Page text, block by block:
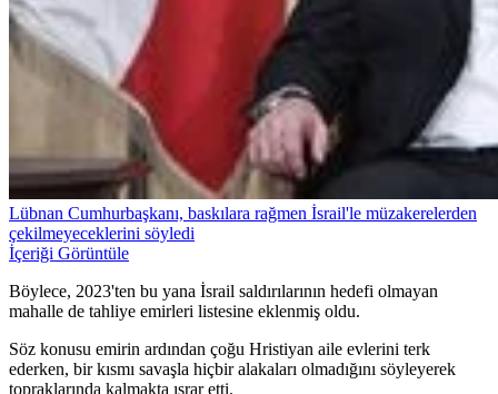
Lübnan Cumhurbaşkanı, baskılara rağmen İsrail'le müzakerelerden
çekilmeyeceklerini söyledi
İçeriği Görüntüle
Böylece, 2023'ten bu yana İsrail saldırılarının hedefi olmayan
mahalle de tahliye emirleri listesine eklenmiş oldu.
Söz konusu emirin ardından çoğu Hristiyan aile evlerini terk
ederken, bir kısmı savaşla hiçbir alakaları olmadığını söyleyerek
topraklarında kalmakta ısrar etti.